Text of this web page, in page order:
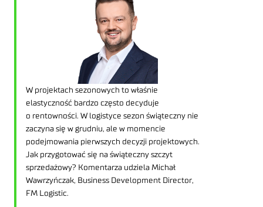
W projektach sezonowych to właśnie
elastyczność bardzo często decyduje
o rentowności. W logistyce sezon świąteczny nie
zaczyna się w grudniu, ale w momencie
podejmowania pierwszych decyzji projektowych.
Jak przygotować się na świąteczny szczyt
sprzedażowy? Komentarza udziela Michał
Wawrzyńczak, Business Development Director,
FM Logistic.